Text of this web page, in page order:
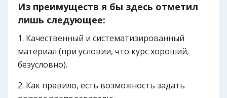
Из преимуществ я бы здесь отметил
лишь следующее:
Качественный и систематизированный
материал (при условии, что курс хороший,
безусловно).
Как правило, есть возможность задать